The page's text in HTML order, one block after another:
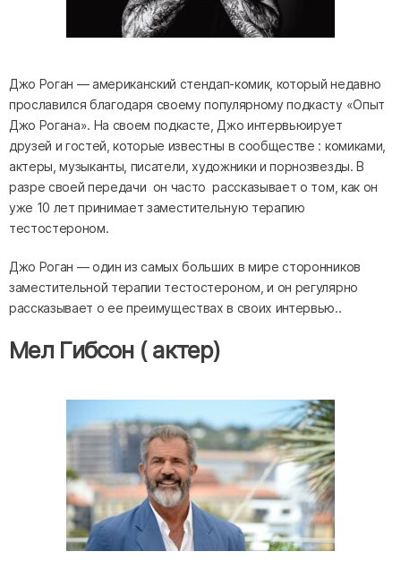
Джо Роган — американский стендап-комик, который недавно
прославился благодаря своему популярному подкасту «Опыт
Джо Рогана». На своем подкасте, Джо интервьюирует
друзей и гостей, которые известны в сообществе : комиками,
актеры, музыканты, писатели, художники и порнозвезды. В
разре своей передачи он часто рассказывает о том, как он
уже 10 лет принимает заместительную терапию
тестостероном.
Джо Роган — один из самых больших в мире сторонников
заместительной терапии тестостероном, и он регулярно
рассказывает о ее преимуществах в своих интервью..
Мел Гибсон ( актер)